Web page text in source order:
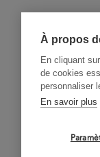
À propos
En cliquant
de cookies
personnaliser
En savoir plus